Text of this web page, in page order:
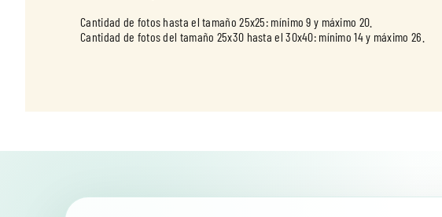
Cantidad de fotos hasta el tamaño 25x25: mínimo 9 y máximo 20.
Cantidad de fotos del tamaño 25x30 hasta el 30x40: mínimo 14 y máximo 26.